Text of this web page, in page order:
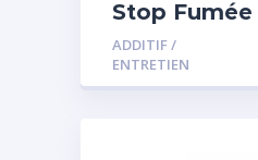
Stop Fumée
ADDITIF /
ENTRETIEN